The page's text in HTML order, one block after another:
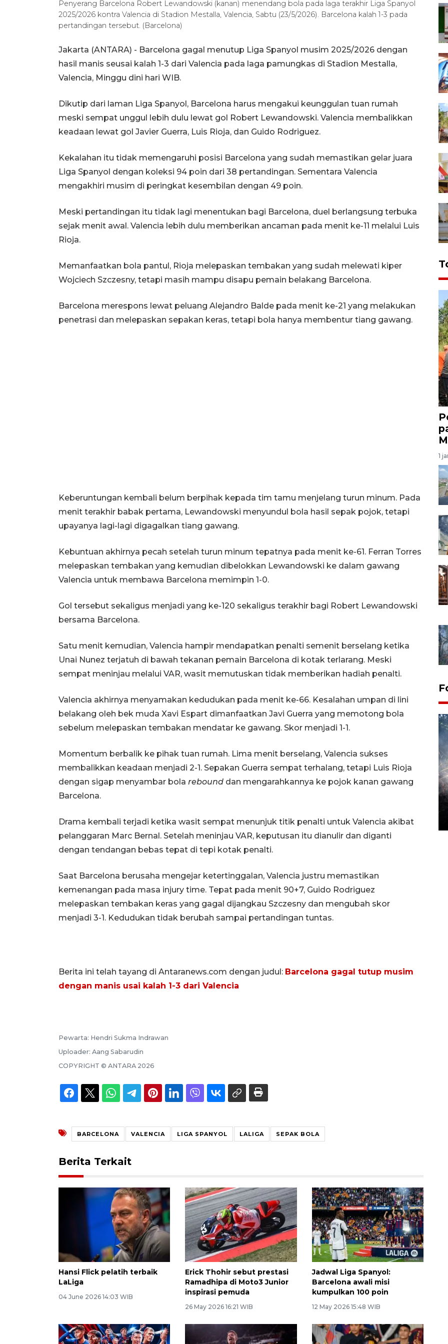
Penyerang Barcelona Robert Lewandowski (kanan) menendang bola pada laga terakhir Liga Spanyol
2025/2026 kontra Valencia di Stadion Mestalla, Valencia, Sabtu (23/5/2026). Barcelona kalah 1-3 pada
pertandingan tersebut. (Barcelona)
Jakarta (ANTARA) - Barcelona gagal menutup Liga Spanyol musim 2025/2026 dengan
hasil manis seusai kalah 1-3 dari Valencia pada laga pamungkas di Stadion Mestalla,
Valencia, Minggu dini hari WIB.
Dikutip dari laman Liga Spanyol, Barcelona harus mengakui keunggulan tuan rumah
meski sempat unggul lebih dulu lewat gol Robert Lewandowski. Valencia membalikkan
keadaan lewat gol Javier Guerra, Luis Rioja, dan Guido Rodriguez.
Kekalahan itu tidak memengaruhi posisi Barcelona yang sudah memastikan gelar juara
Liga Spanyol dengan koleksi 94 poin dari 38 pertandingan. Sementara Valencia
mengakhiri musim di peringkat kesembilan dengan 49 poin.
Meski pertandingan itu tidak lagi menentukan bagi Barcelona, duel berlangsung terbuka
sejak menit awal. Valencia lebih dulu memberikan ancaman pada menit ke-11 melalui Luis
Rioja.
Memanfaatkan bola pantul, Rioja melepaskan tembakan yang sudah melewati kiper
Wojciech Szczesny, tetapi masih mampu disapu pemain belakang Barcelona.
Barcelona merespons lewat peluang Alejandro Balde pada menit ke-21 yang melakukan
penetrasi dan melepaskan sepakan keras, tetapi bola hanya membentur tiang gawang.
Keberuntungan kembali belum berpihak kepada tim tamu menjelang turun minum. Pada
menit terakhir babak pertama, Lewandowski menyundul bola hasil sepak pojok, tetapi
upayanya lagi-lagi digagalkan tiang gawang.
Kebuntuan akhirnya pecah setelah turun minum tepatnya pada menit ke-61. Ferran Torres
melepaskan tembakan yang kemudian dibelokkan Lewandowski ke dalam gawang
Valencia untuk membawa Barcelona memimpin 1-0.
Gol tersebut sekaligus menjadi yang ke-120 sekaligus terakhir bagi Robert Lewandowski
bersama Barcelona.
Satu menit kemudian, Valencia hampir mendapatkan penalti semenit berselang ketika
Unai Nunez terjatuh di bawah tekanan pemain Barcelona di kotak terlarang. Meski
sempat meninjau melalui VAR, wasit memutuskan tidak memberikan hadiah penalti.
Valencia akhirnya menyamakan kedudukan pada menit ke-66. Kesalahan umpan di lini
belakang oleh bek muda Xavi Espart dimanfaatkan Javi Guerra yang memotong bola
sebelum melepaskan tembakan mendatar ke gawang. Skor menjadi 1-1.
Momentum berbalik ke pihak tuan rumah. Lima menit berselang, Valencia sukses
membalikkan keadaan menjadi 2-1. Sepakan Guerra sempat terhalang, tetapi Luis Rioja
dengan sigap menyambar bola rebound dan mengarahkannya ke pojok kanan gawang
Barcelona.
Drama kembali terjadi ketika wasit sempat menunjuk titik penalti untuk Valencia akibat
pelanggaran Marc Bernal. Setelah meninjau VAR, keputusan itu dianulir dan diganti
dengan tendangan bebas tepat di tepi kotak penalti.
Saat Barcelona berusaha mengejar ketertinggalan, Valencia justru memastikan
kemenangan pada masa injury time. Tepat pada menit 90+7, Guido Rodriguez
melepaskan tembakan keras yang gagal dijangkau Szczesny dan mengubah skor
menjadi 3-1. Kedudukan tidak berubah sampai pertandingan tuntas.
Berita ini telah tayang di Antaranews.com dengan judul: Barcelona gagal tutup musim
dengan manis usai kalah 1-3 dari Valencia
Pewarta: Hendri Sukma Indrawan
Uploader: Aang Sabarudin
COPYRIGHT © ANTARA 2026
BARCELONA VALENCIA LIGA SPANYOL LALIGA SEPAK BOLA
Berita Terkait
Hansi Flick pelatih terbaik
LaLiga
04 June 2026 14:03 WIB
Erick Thohir sebut prestasi
Ramadhipa di Moto3 Junior
inspirasi pemuda
26 May 2026 16:21 WIB
Jadwal Liga Spanyol:
Barcelona awali misi
kumpulkan 100 poin
12 May 2026 15:48 WIB
1
15 June 2026 11:15 WIB